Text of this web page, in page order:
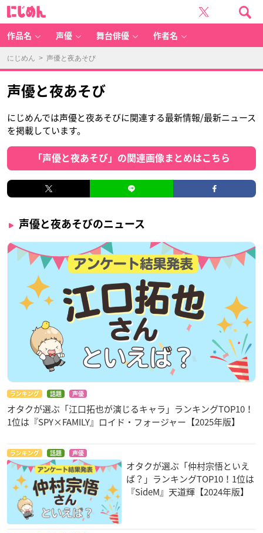
作品名 声優 舞台俳優 作者名
にじめん > 声優と夜あそび
声優と夜あそび
にじめんでは声優と夜あそびに関連する最新情報/最新ニュース
を掲載しています。
「声優と夜あそび」の関連画像まとめはこちら
声優と夜あそびのニュース
ランキング 話題 声優
オタクが選ぶ「江口拓也が演じるキャラ」ランキングTOP10！
1位は『SPY×FAMILY』ロイド・フォージャー【2025年版】
ランキング 話題 声優
オタクが選ぶ「仲村宗悟といえ
ば？」ランキングTOP10！1位は
『SideM』天道輝【2024年版】